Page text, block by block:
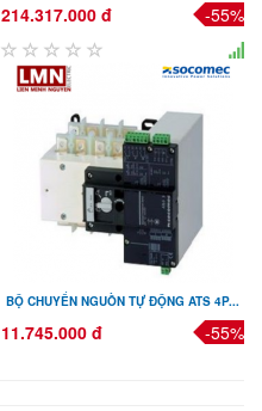
214.317.000 đ -55%
BỘ CHUYỂN NGUỒN TỰ ĐỘNG ATS 4P...
11.745.000 đ -55%